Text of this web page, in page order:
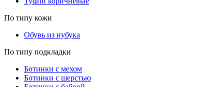
По типу кожи
Обувь из нубука
По типу подкладки
Ботинки с мехом
Ботинки с шерстью